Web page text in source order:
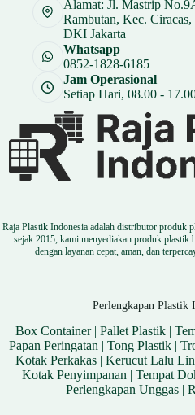
Alamat: Jl. Mastrip
Rambutan, Kec.
DKI Jakarta
Whatsapp
0852-1828-6185
Jam Operasional
Setiap Hari, 08.00 -
Raja Plastik Indonesia adalah distributor produk
sejak 2015, kami menyediakan produk plastik
dengan layanan cepat, aman, dan
Perlengkapan Plastik
Box Container| Pallet Plastik|
Papan Peringatan |Tong Plastik |
Kotak Perkakas| Kerucut Lalu
Kotak Penyimpanan | Tempat
Perlengkapan Unggas |